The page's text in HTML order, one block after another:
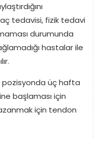
tedavisi, fizik tedavi
durumunda
hastalar ile
pozisyonda üç hafta
başlaması için
için tendon